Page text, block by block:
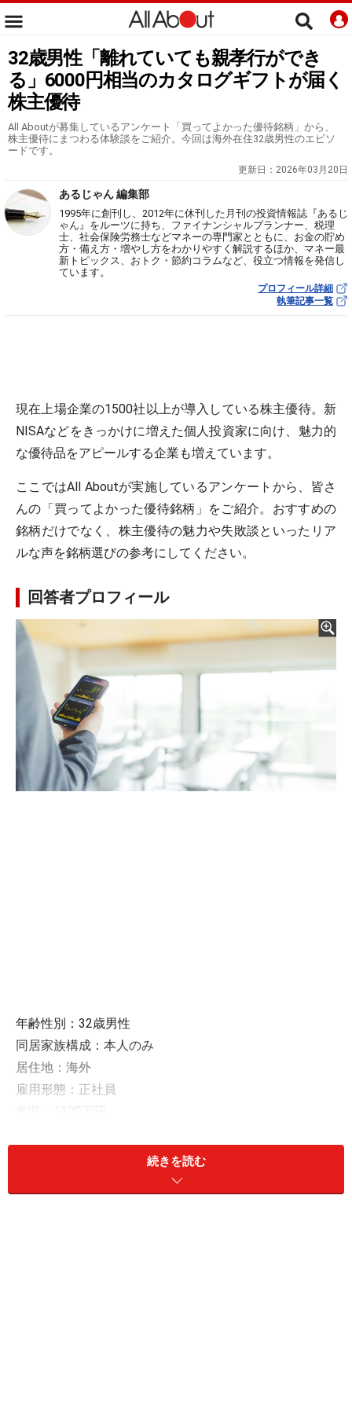
32歳男性「離れていても親孝行ができ
る」6000円相当のカタログギフトが届く
株主優待
All Aboutが募集しているアンケート「買ってよかった優待銘柄」から、
株主優待にまつわる体験談をご紹介。今回は海外在住32歳男性のエピソ
ードです。
更新日： 2026年03月20日
あるじゃん 編集部
1995年に創刊し、2012年に休刊した月刊の投資情報誌『あるじ
ゃん』をルーツに持ち、ファイナンシャルプランナー、税理
士、社会保険労務士などマネーの専門家とともに、お金の貯め
方・備え方・増やし方をわかりやすく解説するほか、マネー最
新トピックス、おトク・節約コラムなど、役立つ情報を発信し
ています。
プロフィール詳細
執筆記事一覧
現在上場企業の1500社以上が導入している株主優待。新
NISAなどをきっかけに増えた個人投資家に向け、魅力的
な優待品をアピールする企業も増えています。
ここではAll Aboutが実施しているアンケートから、皆さ
んの「買ってよかった優待銘柄」をご紹介。おすすめの
銘柄だけでなく、株主優待の魅力や失敗談といったリア
ルな声を銘柄選びの参考にしてください。
回答者プロフィール
年齢性別：32歳男性
同居家族構成：本人のみ
居住地：海外
雇用形態：正社員
続きを読む